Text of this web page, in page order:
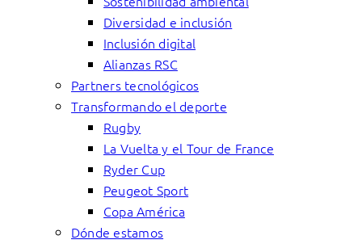
Diversidad e inclusión
Inclusión digital
Alianzas RSC
Partners tecnológicos
Transformando el deporte
Rugby
La Vuelta y el Tour de France
Ryder Cup
Peugeot Sport
Copa América
Dónde estamos